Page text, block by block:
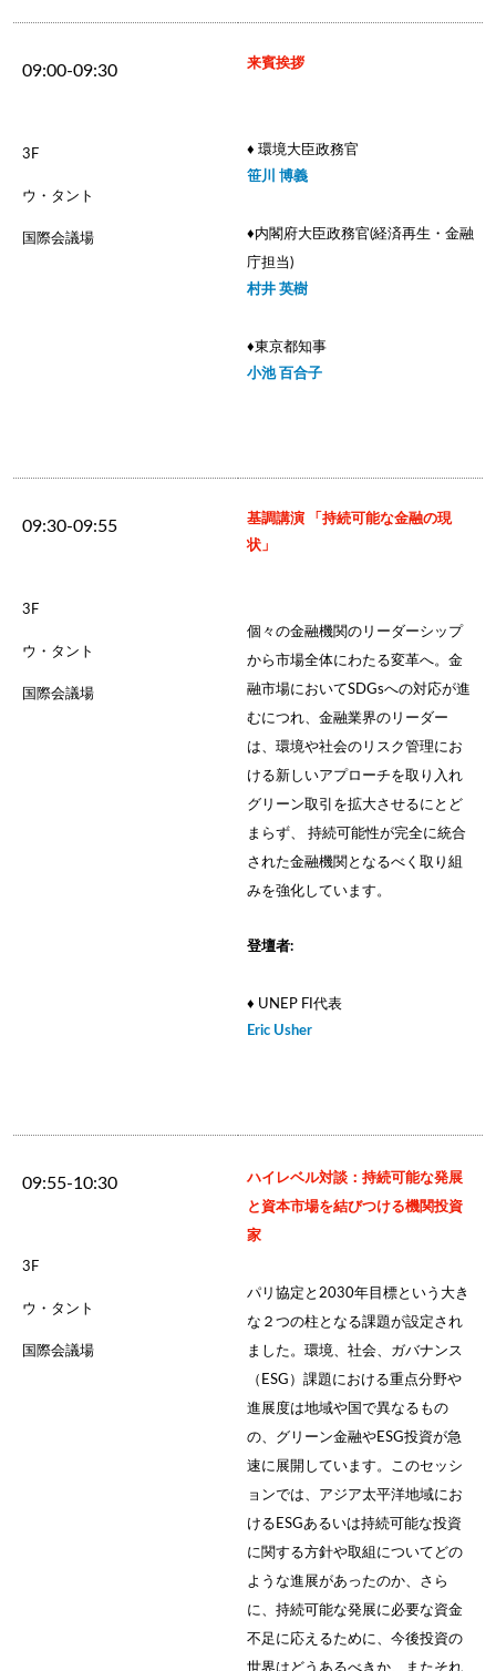
09:00-09:30
3F
ウ・タント
国際会議場
来賓挨拶
♦ 環境大臣政務官
笹川 博義
♦︎内閣府大臣政務官(経済再生・金融
庁担当)
村井 英樹
♦︎東京都知事
小池 百合子
09:30-09:55
3F
ウ・タント
国際会議場
基調講演 「持続可能な金融の現
状」
個々の金融機関のリーダーシップ
から市場全体にわたる変革へ。金
融市場においてSDGsへの対応が進
むにつれ、金融業界のリーダー
は、環境や社会のリスク管理にお
ける新しいアプローチを取り入れ
グリーン取引を拡大させるにとど
まらず、 持続可能性が完全に統合
された金融機関となるべく取り組
みを強化しています。
登壇者:
♦ UNEP FI代表
Eric Usher
09:55-10:30
3F
ウ・タント
国際会議場
ハイレベル対談：持続可能な発展
と資本市場を結びつける機関投資
家
パリ協定と2030年目標という大き
な２つの柱となる課題が設定され
ました。環境、社会、ガバナンス
（ESG）課題における重点分野や
進展度は地域や国で異なるもの
の、グリーン金融やESG投資が急
速に展開しています。このセッシ
ョンでは、アジア太平洋地域にお
けるESGあるいは持続可能な投資
に関する方針や取組についてどの
ような進展があったのか、さら
に、持続可能な発展に必要な資金
不足に応えるために、今後投資の